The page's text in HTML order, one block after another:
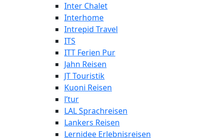
Inter Chalet
Interhome
Intrepid Travel
ITS
ITT Ferien Pur
Jahn Reisen
JT Touristik
Kuoni Reisen
l’tur
LAL Sprachreisen
Lankers Reisen
Lernidee Erlebnisreisen